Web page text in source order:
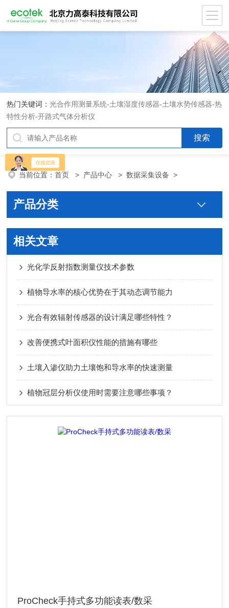
热门关键词：光合作用测量系统-土壤湿度传感器-土壤水势传感器-热
特性分析-开路式气体分析仪
当前位置：首页 > 产品中心 >数据采集设备 >
产品分类
相关文章
光化学反射指数测量仪技术参数
植物导水率的核心优势在于其动态调节能力
光合有效辐射传感器的设计满足哪些特性？
改善便携式叶面积仪性能的措施有哪些
土壤入渗仪助力土壤饱和导水率的快速测量
植物冠层分析仪使用时需要注意哪些事项？
ProCheck手持式多功能读表/数采